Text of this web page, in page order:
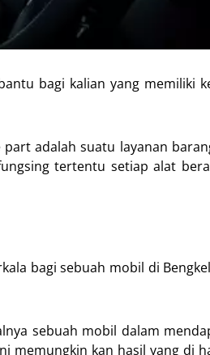
bagi kalian yang memiliki
adalah suatu layanan
tertentu setiap alat
bagi sebuah mobil di
sebuah mobil dalam
memungkin kan hasil yang di